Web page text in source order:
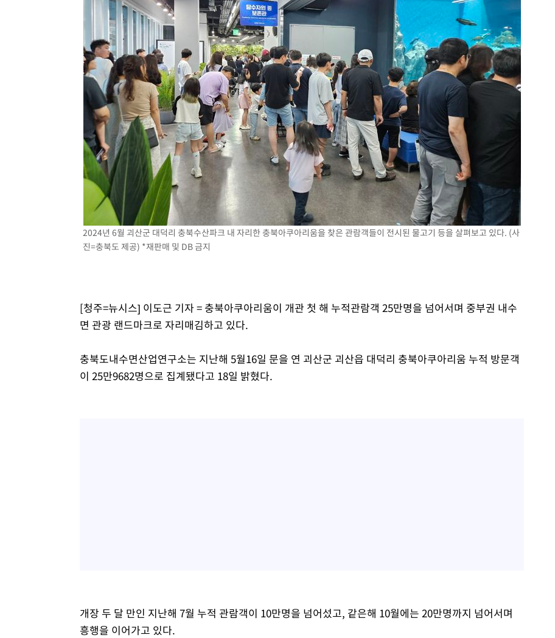
[단독]중수청 지원 검사들, 정원 초과 시 낮은 계급 임용…희망지 못
낮 최고 37도 찜통더위…곳곳 소나기·강원 많은 비[내일날씨]
SK하이닉스, 용인·청주 팹에 54조 투자…"AI 메모리 수요 선제 대응"
여자배구 이재영·이다영 자매, 아제르바이잔 투란VC 입단
외국인 심판 성 접대 7경기 들여다보니…한국 축구 '5승 2무'
[속보]코스닥, 2.86포인트(0.36%) 내린 798.81마감
[속보]코스피, 6200선 약보합…0.60% 내린 6258.77에 마쳐
[속보]원·달러 환율, 7.7원 내린 1416.1원 마감
[속보] 노원서 40.1도 관측…서울, 2018년 이후 첫 40도
[속보]종합특검, '계엄 수용공간 확보' 신용해 前교정본부장 기소
외신들도 주목한 韓축구 파문…"국민적 공분에 수사 재개"
11시간 압수수색에 성접대 파문까지…'쑥대밭' 된 축구협회
[속보]규제합리화위원회 부위원장에 김태유 서울대 공대 교수…이병태
2024년 6월 괴산군 대덕리 충북수산파크 내 자리한 충북아쿠아리움을 찾은 관람객들이 전시된 물고기 등을 살펴보고 있다. (사
진=충북도 제공) *재판매 및 DB 금지
[청주=뉴시스] 이도근 기자 = 충북아쿠아리움이 개관 첫 해 누적관람객 25만명을 넘어서며 중부권 내수
면 관광 랜드마크로 자리매김하고 있다.
충북도내수면산업연구소는 지난해 5월16일 문을 연 괴산군 괴산읍 대덕리 충북아쿠아리움 누적 방문객
이 25만9682명으로 집계됐다고 18일 밝혔다.
개장 두 달 만인 지난해 7월 누적 관람객이 10만명을 넘어섰고, 같은해 10월에는 20만명까지 넘어서며
흥행을 이어가고 있다.